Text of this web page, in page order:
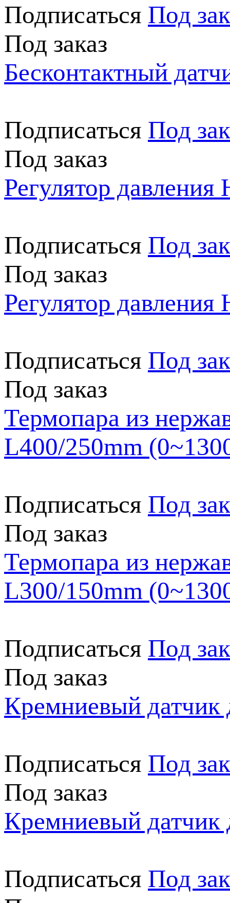
Подписаться Под
Под заказ
Бесконтактный
Подписаться Под
Под заказ
Регулятор
Подписаться Под
Под заказ
Регулятор
Подписаться Под
Под заказ
Термопара из
L400/250mm
Подписаться Под
Под заказ
Термопара из
L300/150mm
Подписаться Под
Под заказ
Кремниевый
Подписаться Под
Под заказ
Кремниевый
Подписаться Под